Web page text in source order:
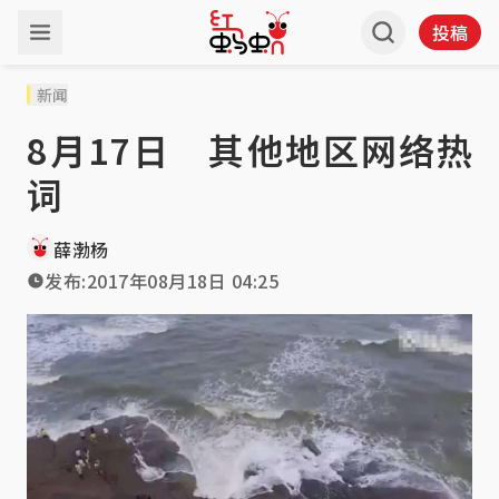
投稿
新闻
8月17日 其他地区网络热
词
薛渤杨
发布:2017年08月18日 04:25